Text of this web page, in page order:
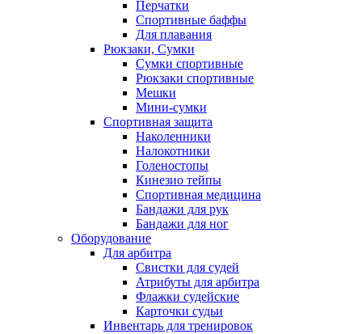
Перчатки
Спортивные баффы
Для плавания
Рюкзаки, Сумки
Сумки спортивные
Рюкзаки спортивные
Мешки
Мини-сумки
Спортивная защита
Наколенники
Налокотники
Голеностопы
Кинезио тейпы
Спортивная медицина
Бандажи для рук
Бандажи для ног
Оборудование
Для арбитра
Свистки для судей
Атрибуты для арбитра
Флажки судейские
Карточки судьи
Инвентарь для тренировок